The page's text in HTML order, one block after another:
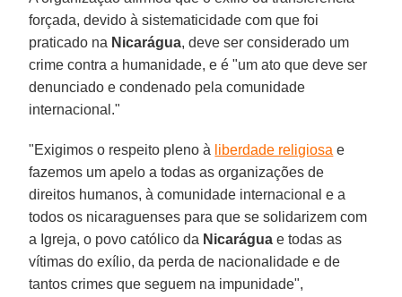
forçada, devido à sistematicidade com que foi
praticado na Nicarágua, deve ser considerado um
crime contra a humanidade, e é "um ato que deve ser
denunciado e condenado pela comunidade
internacional."
"Exigimos o respeito pleno à liberdade religiosa e
fazemos um apelo a todas as organizações de
direitos humanos, à comunidade internacional e a
todos os nicaraguenses para que se solidarizem com
a Igreja, o povo católico da Nicarágua e todas as
vítimas do exílio, da perda de nacionalidade e de
tantos crimes que seguem na impunidade",